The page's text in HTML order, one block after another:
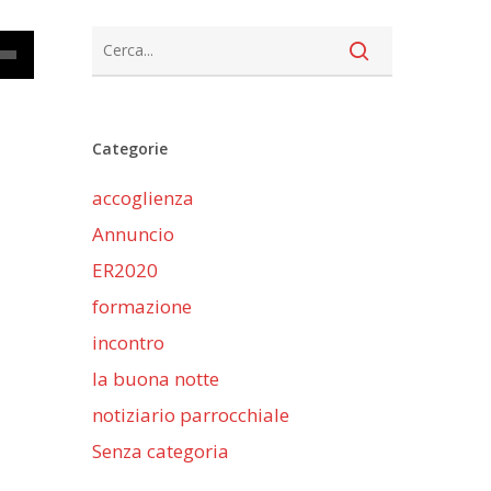
Categorie
accoglienza
Annuncio
ER2020
formazione
incontro
la buona notte
notiziario parrocchiale
Senza categoria